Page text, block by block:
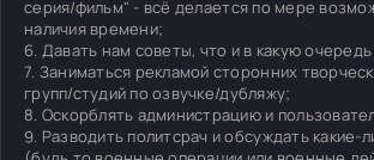
серия/фильм" - всё делается по мере
наличия времени;
6. Давать нам советы, что и в какую очередь
7. Заниматься рекламой сторонних
групп/студий по озвучке/дубляжу;
8. Оскорблять администрацию и
9. Разводить политсрач и обсуждать какие-